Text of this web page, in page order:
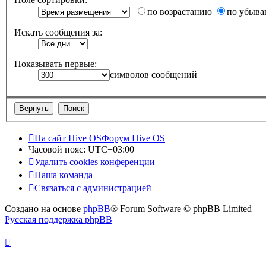
по возрастанию
по
Искать сообщения за:
Показывать первые:
символов сообщений
На сайт Hive OSФорум Hive OS
Часовой пояс: UTC+03:00
Удалить cookies конференции
Наша команда
Связаться с администрацией
Создано на основе phpBB® Forum Software © phpBB Limited
Русская поддержка phpBB